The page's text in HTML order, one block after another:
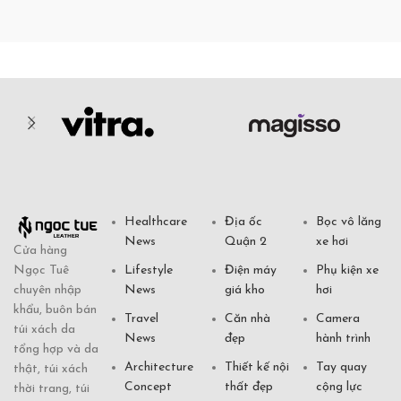
Cửa hàng
Ngọc Tuê
chuyên nhập
khẩu, buôn bán
túi xách da
tổng hợp và da
thật, túi xách
thời trang, túi
Healthcare
News
Lifestyle
News
Travel
News
Architecture
Concept
Địa ốc
Quận 2
Điện máy
giá kho
Căn nhà
đẹp
Thiết kế nội
thất đẹp
Bọc vô lăng
xe hơi
Phụ kiện xe
hơi
Camera
hành trình
Tay quay
cộng lực